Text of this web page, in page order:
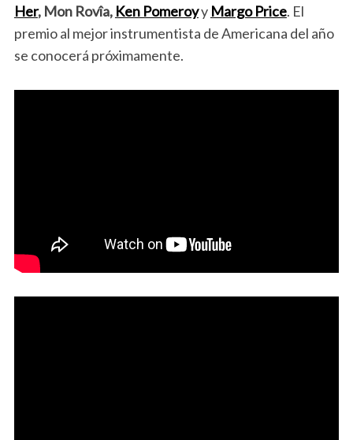
Her, Mon Rovîa, Ken Pomeroyy Margo Price. El
premio al mejor instrumentista de Americana del año
se conocerá próximamente.